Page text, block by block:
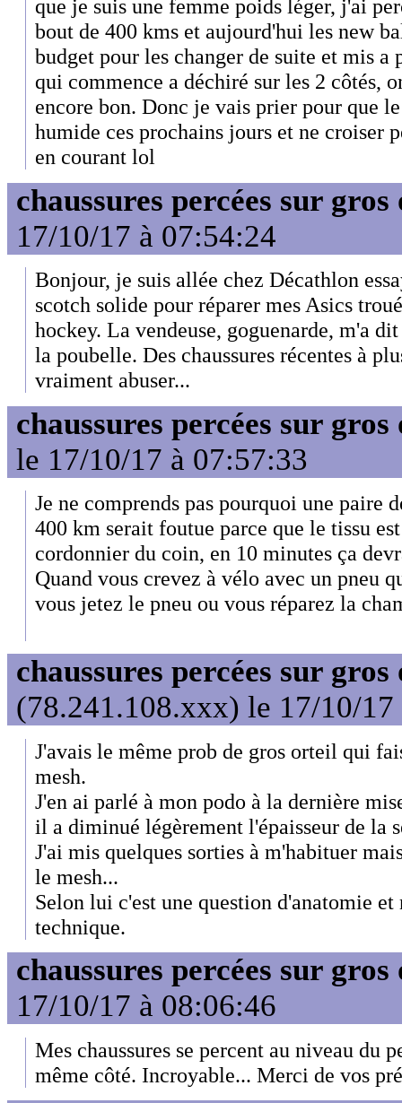
que je suis une femme poids léger, j'ai
bout de 400 kms et aujourd'hui les new
budget pour les changer de suite et mis a
qui commence a déchiré sur les 2 côtés,
encore bon. Donc je vais prier pour que
humide ces prochains jours et ne croiser
en courant lol
chaussures percées sur
17/10/17 à 07:54:24
Bonjour, je suis allée chez Décathlon
scotch solide pour réparer mes Asics
hockey. La vendeuse, goguenarde, m'a
la poubelle. Des chaussures récentes à
vraiment abuser...
chaussures percées sur
le 17/10/17 à 07:57:33
Je ne comprends pas pourquoi une paire
400 km serait foutue parce que le tissu
cordonnier du coin, en 10 minutes ça
Quand vous crevez à vélo avec un pneu
vous jetez le pneu ou vous réparez la
chaussures percées sur
(78.241.108.xxx) le 17/10/17
J'avais le même prob de gros orteil qui
mesh.
J'en ai parlé à mon podo à la dernière
il a diminué légèrement l'épaisseur de la
J'ai mis quelques sorties à m'habituer
le mesh...
Selon lui c'est une question d'anatomie et
technique.
chaussures percées sur
17/10/17 à 08:06:46
Mes chaussures se percent au niveau
même côté. Incroyable... Merci de vos